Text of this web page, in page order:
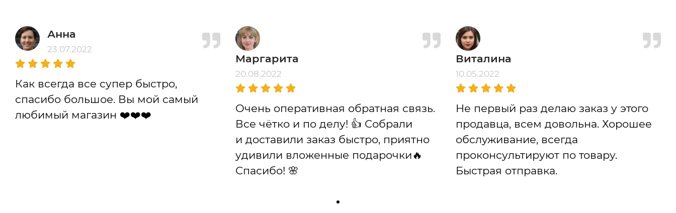
Анна
23.07.2022
Как всегда все супер быстро,
спасибо большое. Вы мой самый
любимый магазин ❤️❤️❤️
Маргарита
20.08.2022
Очень оперативная обратная связь.
Все чётко и по делу! 👍 Собрали
и доставили заказ быстро, приятно
удивили вложенные подарочки🔥
Спасибо! 🌸
Виталина
10.05.2022
Не первый раз делаю заказ у этого
продавца, всем довольна. Хорошее
обслуживание, всегда
проконсультируют по товару.
Быстрая отправка.